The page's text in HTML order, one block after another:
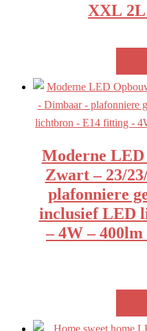
XXL 2L
Moderne LED
Zwart – 23/
plafonniere
inclusief LED
– 4W –